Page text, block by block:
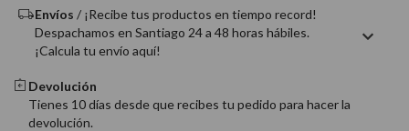
Envíos / ¡Recibe tus productos en tiempo record!
Despachamos en Santiago 24 a 48 horas hábiles.
¡Calcula tu envío aquí!
Devolución
Tienes 10 días desde que recibes tu pedido para hacer la
devolución.